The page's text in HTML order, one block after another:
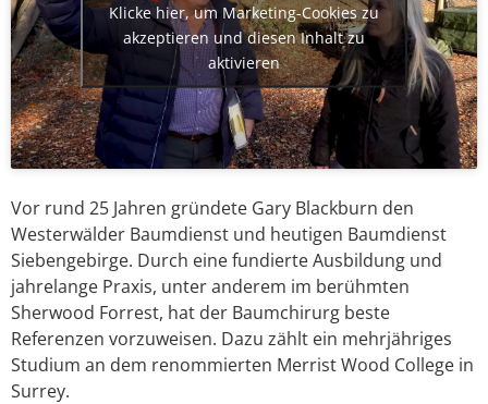
Klicke hier, um Marketing-Cookies zu
akzeptieren und diesen Inhalt zu
aktivieren
Vor rund 25 Jahren gründete Gary Blackburn den
Westerwälder Baumdienst und heutigen Baumdienst
Siebengebirge. Durch eine fundierte Ausbildung und
jahrelange Praxis, unter anderem im berühmten
Sherwood Forrest, hat der Baumchirurg beste
Referenzen vorzuweisen. Dazu zählt ein mehrjähriges
Studium an dem renommierten Merrist Wood College in
Surrey.